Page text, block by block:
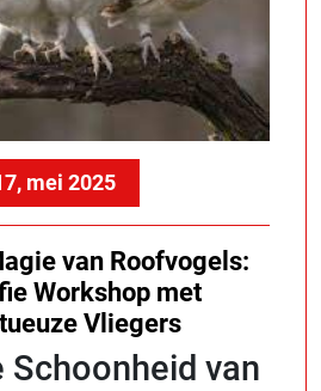
mei 2025
van Roofvogels:
Workshop met
Vliegers
Schoonheid van